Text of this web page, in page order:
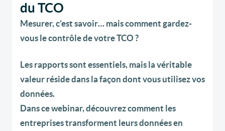
du TCO
Mesurer, c’est savoir… mais comment gardez-
vous le contrôle de votre TCO ?
Les rapports sont essentiels, mais la véritable
valeur réside dans la façon dont vous utilisez vos
données.
Dans ce webinar, découvrez comment les
entreprises transforment leurs données en